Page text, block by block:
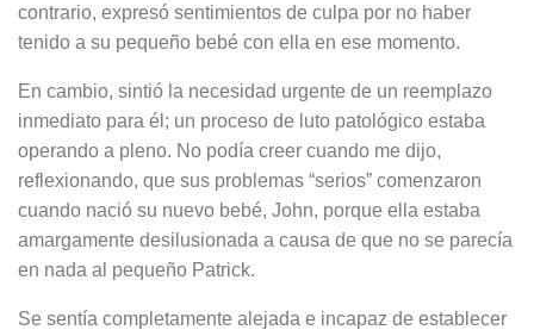
contrario, expresó sentimientos de culpa por no haber
tenido a su pequeño bebé con ella en ese momento.
En cambio, sintió la necesidad urgente de un reemplazo
inmediato para él; un proceso de luto patológico estaba
operando a pleno. No podía creer cuando me dijo,
reflexionando, que sus problemas “serios” comenzaron
cuando nació su nuevo bebé, John, porque ella estaba
amargamente desilusionada a causa de que no se parecía
en nada al pequeño Patrick.
Se sentía completamente alejada e incapaz de establecer